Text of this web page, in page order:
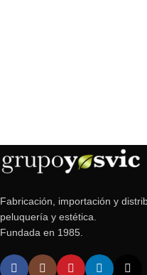
Fabricación, importación y
peluquería y estética.
Fundada en 1985.